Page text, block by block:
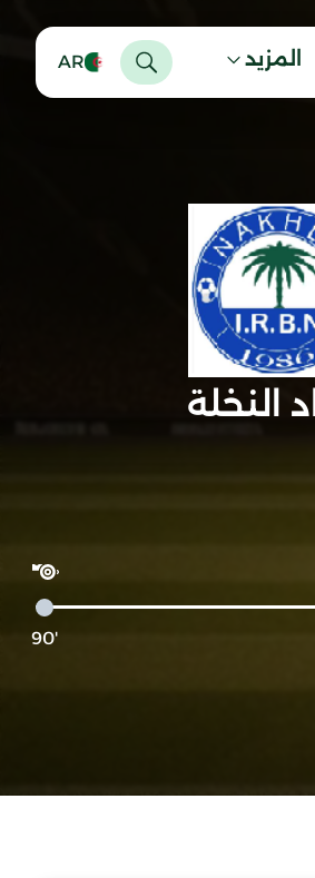
المزيد AR
النخلة
'90